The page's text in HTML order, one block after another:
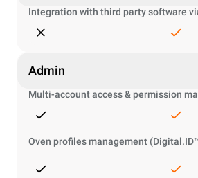
Integration with third party software
Admin
Multi-account access & permission
Oven profiles management